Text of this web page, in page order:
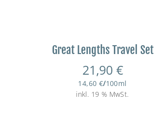
Great Lengths Travel Set
21,90 €
14,60 €/100ml
inkl. 19 % MwSt.